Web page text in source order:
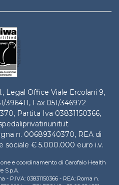
Legal Office Viale Ercolani 9,
396411, Fax 051/346972
Partita Iva 03831150366,
n. 00689340370, REA di
sociale € 5.000.000 euro i.v.
e coordinamento di Garofalo Health
S.p.A.
- P.IVA: 03831150366 - REA: Roma n.